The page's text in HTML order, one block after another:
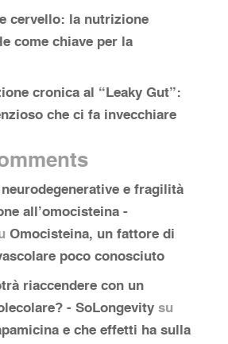
cervello: la nutrizione
come chiave per la
cronica al “Leaky Gut”:
che ci fa invecchiare
e fragilità
all’omocisteina -
Omocisteina, un fattore di
poco conosciuto
riaccendere con un
- SoLongevitysu
e che effetti ha sulla